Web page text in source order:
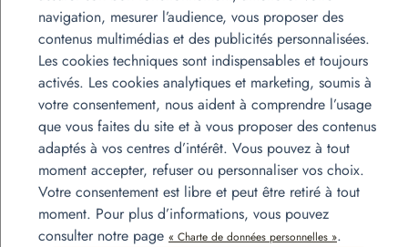
navigation, mesurer l’audience, vous proposer des
contenus multimédias et des publicités personnalisées.
Les cookies techniques sont indispensables et toujours
activés. Les cookies analytiques et marketing, soumis à
votre consentement, nous aident à comprendre l’usage
que vous faites du site et à vous proposer des contenus
adaptés à vos centres d’intérêt. Vous pouvez à tout
moment accepter, refuser ou personnaliser vos choix.
Votre consentement est libre et peut être retiré à tout
moment. Pour plus d’informations, vous pouvez
consulter notre page « Charte de données personnelles ».